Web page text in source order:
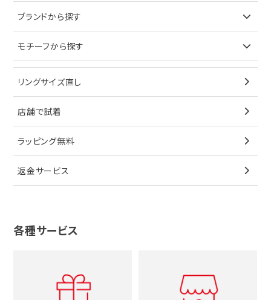
ブレスレット
ペンダントトップ
ブローチ
その他
ノーブランドジュエリーをすべて見る
イヤリング
ブレスレット
ペンダントトップ
ブローチ
その他
ティファニー
ブルガリ
キーケース
サングラス
シューズ
香水
シャネル
ブランドで探す
オメガ
シャネル
タグホイヤー
カルティエ
セイコー
メンズ時計
時計をすべて見る
ブランドから探す
ティファニー
ブルガリ
カルティエ
ウノアエレ
4℃
グッチ
ルイヴィトン
モチーフから探す
星
リボン
花
十字架
イニシャル
リングサイズ直し
店舗で試着
ラッピング無料
返金サービス
各種サービス